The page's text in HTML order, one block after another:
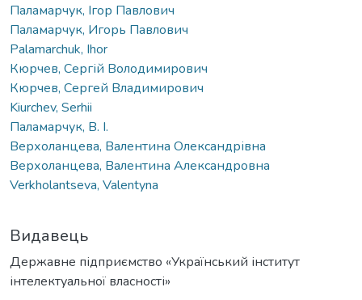
Паламарчук, Ігор Павлович
Паламарчук, Игорь Павлович
Palamarchuk, Ihor
Кюрчев, Сергій Володимирович
Кюрчев, Сергей Владимирович
Kiurchev, Serhii
Паламарчук, В. І.
Верхоланцева, Валентина Олександрівна
Верхоланцева, Валентина Александровна
Verkholantseva, Valentyna
Видавець
Державне підприємство «Український інститут
інтелектуальної власності»